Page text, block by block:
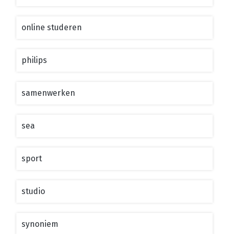
online studeren
philips
samenwerken
sea
sport
studio
synoniem